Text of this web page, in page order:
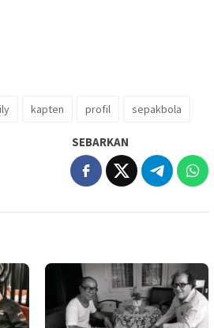
kapten profil sepakbola
SEBARKAN